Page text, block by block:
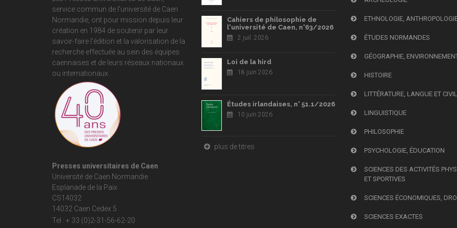
service commun de l'université de Caen
Normandie, ont pour mission depuis leur
création en 1984 de soutenir par leur
savoir-faire l'édition et la valorisation de la
recherche effectuée au sein des équipes
caennaises et de leurs réseaux nationaux
ou internationaux.
Presses universitaires de Caen
Université de Caen Normandie
Esplanade de la Paix
CS14032
14032 Caen Cedex 5
Tel : + 33 (0)2-31-56-62-20
Cahiers de philosophie de
l'université de Caen, n°63/2026
2 juil. 2026
Loi de la hird
18 juin 2026
Études irlandaises, n° 51.1/2026
10 juin 2026
plus de titres
ETHNOLOGIE,
ÉTUDES NORMANDES
GÉOGRAPHIE,
HISTOIRE
LITTÉRATURE, LANGUE ET
LINGUISTIQUE
PHILOSOPHIE
PSYCHOLOGIE, ÉDUCATION
SCIENCES DES ACTIVITÉS
ET SPORTIVES
SCIENCES ÉCONOMIQUES,
SCIENCES EXACTES